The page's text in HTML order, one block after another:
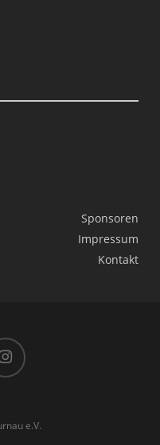
Sponsoren
Impressum
Kontakt
e.V.